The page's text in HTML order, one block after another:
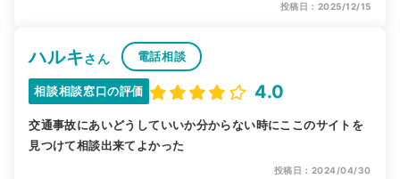
投稿日：2025/12/15
ハルキさん 電話相談
相談相談窓口の評価 4.0
交通事故にあいどうしていいか分からない時にここのサイトを
見つけて相談出来てよかった
投稿日：2024/04/30